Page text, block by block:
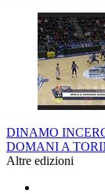
DINAMO
DOMANI A
Altre edizioni